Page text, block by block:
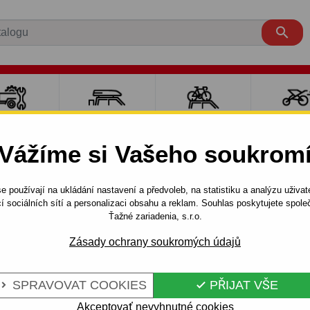
si Vašeho
používají na ukládání nastavení a předvoleb, na statistiku a analýzu
sociálních sítí a personalizaci obsahu a reklam. Souhlas poskytujete
Ťažné zariadenia, s.r.o.
Zásady ochrany soukromých údajů
SPRAVOVAT COOKIES  PŘIJAT VŠE
Akceptovať nevyhnutné cookies

2005 - Tažné zařízení pro Fiat CROMA - od 2005 -
CROMA -
Kód: R 47 Au
Tažné zařízení s
typ: CROMA, typ karoserie: